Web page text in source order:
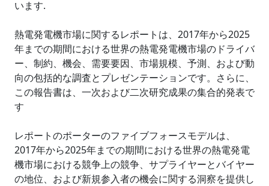
います.
熱電発電機市場に関するレポートは、2017年から2025
年までの期間における世界の熱電発電機市場のドライバ
ー、制約、機会、需要要因、市場規模、予測、および動
向の包括的な調査とプレゼンテーションです。さらに、
この報告書は、一次および二次研究成果の集合的発表で
す
レポートのポーターのファイブフォースモデルは、
2017年から2025年までの期間における世界の熱電発電
機市場における競争上の競争、サプライヤーとバイヤー
の地位、および新規参入者の機会に関する洞察を提供し